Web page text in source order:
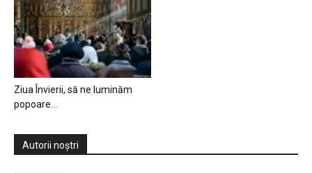
Ziua Învierii, să ne luminăm
popoare…
Autorii noștri